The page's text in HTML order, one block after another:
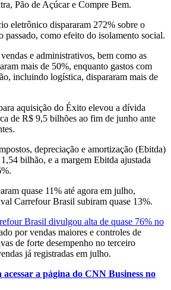
Pão de Açúcar e Compre Bem.
eletrônico dispararam 272% sobre o
passado, como efeito do isolamento social.
e administrativos, bem como as
mais de 50%, enquanto gastos com
incluindo logística, dispararam mais de
aquisição do Éxito elevou a dívida
de R$ 9,5 bilhões ao fim de junho ante
depreciação e amortização (Ebitda)
bilhão, e a margem Ebitda ajustada
quase 11% até agora em julho,
Carrefour Brasil subiram quase 13%.
Brasil divulgou alta de quase 76% no
por vendas maiores e controles de
de forte desempenho no terceiro
já registradas em julho.
a página do CNN Business no